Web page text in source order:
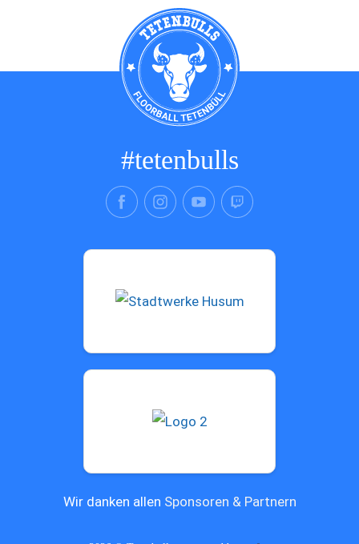
#tetenbulls
Wir danken allen Sponsoren & Partnern